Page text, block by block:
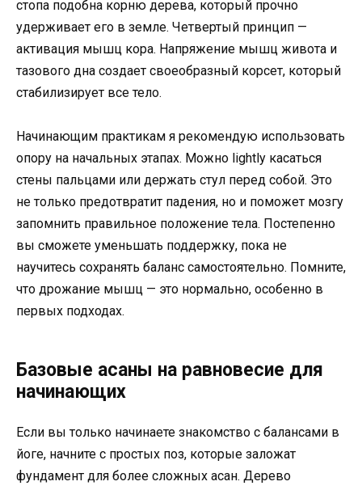
стопа подобна корню дерева, который прочно
удерживает его в земле. Четвертый принцип —
активация мышц кора. Напряжение мышц живота и
тазового дна создает своеобразный корсет, который
стабилизирует все тело.
Начинающим практикам я рекомендую использовать
опору на начальных этапах. Можно lightly касаться
стены пальцами или держать стул перед собой. Это
не только предотвратит падения, но и поможет мозгу
запомнить правильное положение тела. Постепенно
вы сможете уменьшать поддержку, пока не
научитесь сохранять баланс самостоятельно. Помните,
что дрожание мышц — это нормально, особенно в
первых подходах.
Базовые асаны на равновесие для
начинающих
Если вы только начинаете знакомство с балансами в
йоге, начните с простых поз, которые заложат
фундамент для более сложных асан. Дерево